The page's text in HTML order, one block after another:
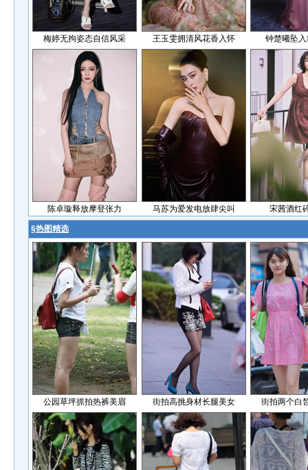
梅婷无拘姿态自信风采 王玉雯拥清风花香入怀 钟楚曦坠
陈卓璇释放摩登张力 马苏为爱发电放肆尖叫 宋茜酒红
§热图精选
公园草坪抓拍热裤美眉 街拍高挑身材长腿美女 街拍两个白